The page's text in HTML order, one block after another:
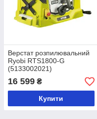
Верстат розпилювальний
Ryobi RTS1800-G
(5133002021)
16 599 ₴
Купити